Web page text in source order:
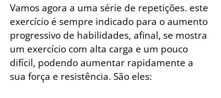
Vamos agora a uma série de repetições. este
exercício é sempre indicado para o aumento
progressivo de habilidades, afinal, se mostra
um exercício com alta carga e um pouco
difícil, podendo aumentar rapidamente a
sua força e resistência. São eles: